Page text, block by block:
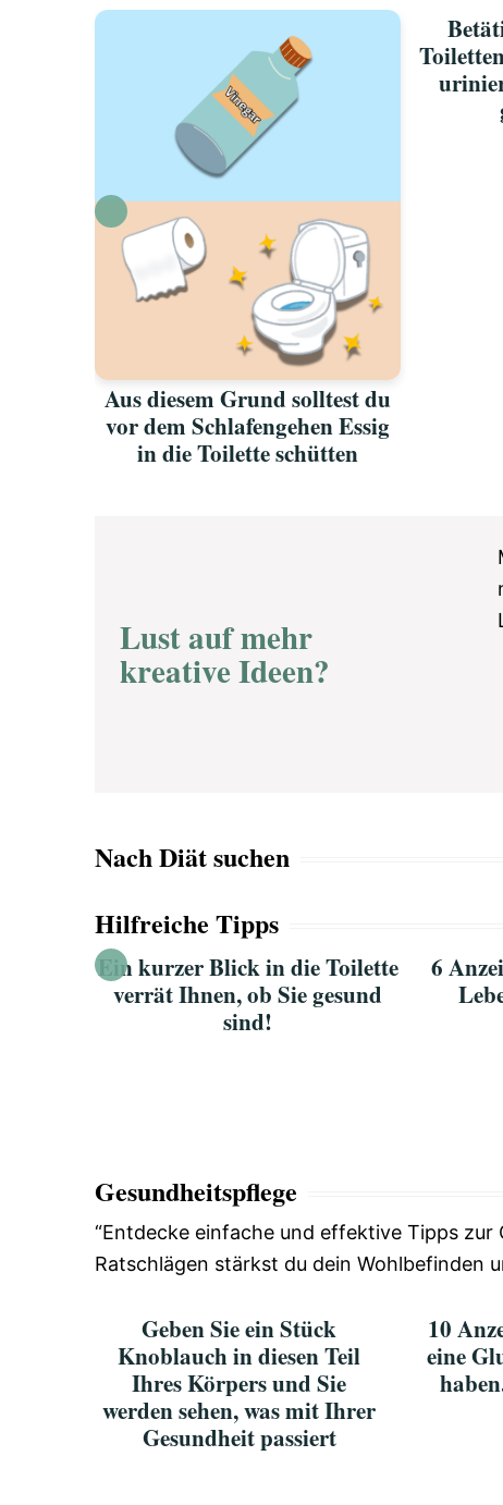
Aus diesem Grund solltest du
vor dem Schlafengehen Essig
in die Toilette schütten
Lust auf mehr
kreative Ideen?
Nach Diät suchen
Hilfreiche Tipps
Ein kurzer Blick in die Toilette
verrät Ihnen, ob Sie gesund
sind!
6
Gesundheitspflege
“Entdecke einfache und effektive Tipps
Ratschlägen stärkst du dein Wohlbefinden
Geben Sie ein Stück
Knoblauch in diesen Teil
Ihres Körpers und Sie
werden sehen, was mit Ihrer
Gesundheit passiert
10
eine